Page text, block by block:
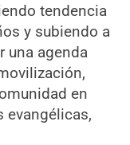
tendencia
y subiendo a
una agenda
en
evangélicas,
Cristo.